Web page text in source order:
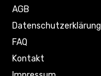
AGB
Datenschutzerklärung
FAQ
Kontakt